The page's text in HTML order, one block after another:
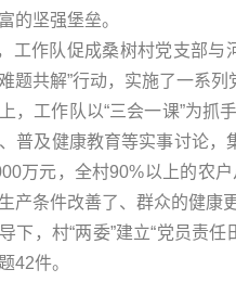
的坚强堡垒。
工作队促成桑树村党支部与
题共解”行动，实施了一系列
，工作队以“三会一课”为抓
普及健康教育等实事讨论，
万元，全村90%以上的农
产条件改善了、群众的健康
下，村“两委”建立“党员责
42件。